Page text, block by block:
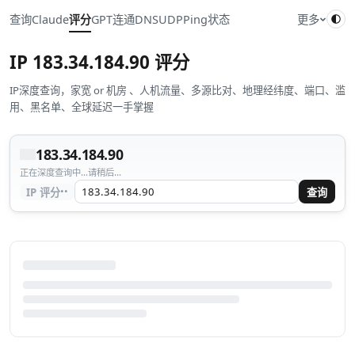
查询Claude评分GPT连通DNSUDPPing状态 更多
IP 183.34.184.90 评分
IP深度查询，家宽 or 机房 、人机流量、多源比对、地理经纬度、端口、滥
用、黑名单、全球延迟一手掌握
183.34.184.90
正在深度查询中...请稍后...
IP 评分·· 查询